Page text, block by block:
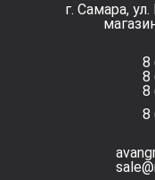
г. Самара,
8
8
8
8